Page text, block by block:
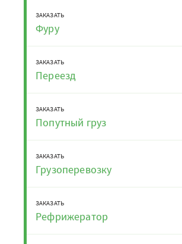
ЗАКАЗАТЬ
Фуру
ЗАКАЗАТЬ
Переезд
ЗАКАЗАТЬ
Попутный груз
ЗАКАЗАТЬ
Грузоперевозку
ЗАКАЗАТЬ
Рефрижератор